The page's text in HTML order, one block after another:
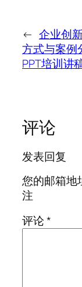
← 企业创
方式与案例
PPT培训讲
评论
发表回复
您的邮箱地
注
评论*